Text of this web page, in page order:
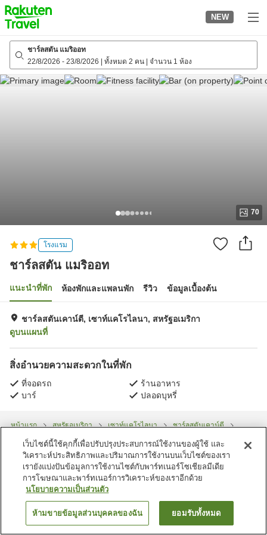
to
top
page
NEW
ชาร์ลสตัน แมริออท
22/8/2026 - 23/8/2026 ทั้งหมด 2 คน จำนวน 1 ห้อง
70
โรงแรม
ชาร์ลสตัน แมริออท
แนะนำที่พัก ห้องพักและแพลนพัก รีวิว ข้อมูลเบื้องต้น
ชาร์ลสตันเคาน์ตี, เซาท์แคโรไลนา, สหรัฐอเมริกา
ดูบนแผนที่
สิ่งอำนวยความสะดวกในที่พัก
ที่จอดรถ
ร้านอาหาร
บาร์
ปลอดบุหรี่
หน้าแรก สหรัฐอเมริกา เซาท์แคโรไลนา
ชาร์ลสตันเคาน์ตี
ชาร์ลสตัน แมริออท
ค้นหาห้องพัก
เว็บไซต์นี้ใช้คุกกี้เพื่อปรับปรุงประสบการณ์ใช้งานของผู้ใช้ และ
วิเคราะห์ประสิทธิภาพและปริมาณการใช้งานบนเว็บไซต์ของเรา
เรายังแบ่งปันข้อมูลการใช้งานไซต์กับพาร์ทเนอร์โซเชียลมีเดีย
การโฆษณาและพาร์ทเนอร์การวิเคราะห์ของเราอีกด้วย
นโยบายความเป็นส่วนตัว
ห้ามขายข้อมูลส่วนบุคคลของฉัน ยอมรับทั้งหมด